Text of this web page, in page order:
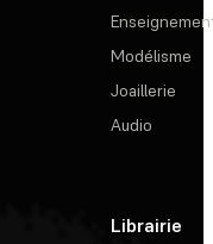
Modélisme
Joaillerie
Audio
Librairie